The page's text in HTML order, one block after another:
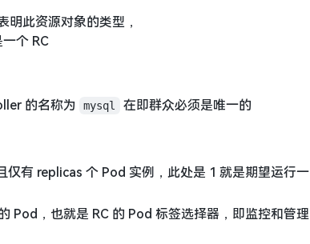
明此资源对象的类型，
个 RC
的名称为 mysql 在即群众必须是唯一的
仅有 replicas 个 Pod 实例，此处是 1 就是期望运行一
Pod，也就是 RC 的 Pod 标签选择器，即监控和管理